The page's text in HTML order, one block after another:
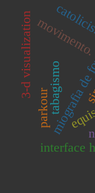
interface
tabagismo
3-d visualization
parkour